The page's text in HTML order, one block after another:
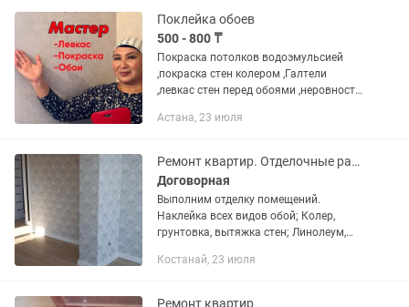
Поклейка обоев
500 - 800 ₸
Покраска потолков водоэмульсией
,покраска стен колером ,Галтели
,левкас стен перед обоями ,неровности
убираю,демонтаж старых
ремонту.Обои клею...
Астана, 23 июля
Ремонт квартир. Отделочные работы
Договорная
Выполним отделку помещений.
Наклейка всех видов обой; Колер,
грунтовка, вытяжка стен; Линолеум,
обои, натяжные потолки.
Костанай, 23 июля
Ремонт квартир